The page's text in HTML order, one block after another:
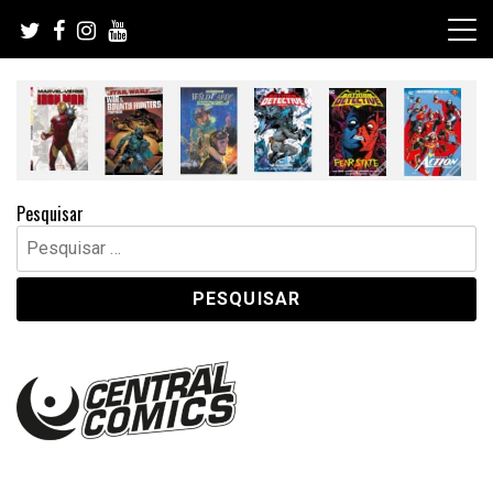
content
Pesquisar
Pesquisar
por: